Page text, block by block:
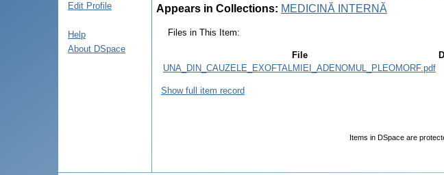
Edit Profile
Help
About DSpace
Appears in Collections: MEDICINĂ INTERNĂ
Files in This Item:
File
UNA_DIN_CAUZELE_EXOFTALMIEI_ADENOMUL_PLEOMORF.pdf
Show full item record
Items in DSpace are